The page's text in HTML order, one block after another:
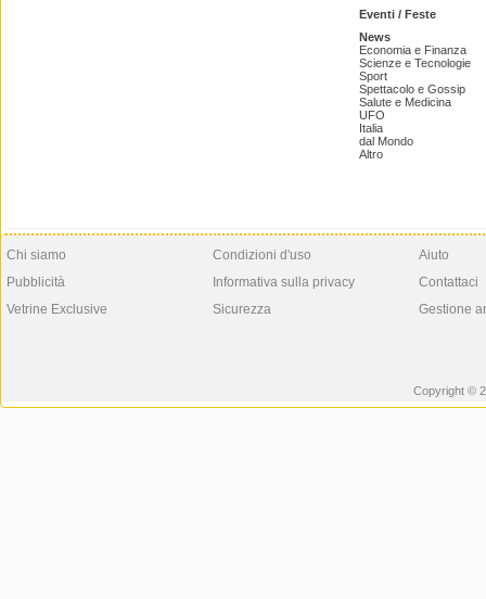
Eventi / Feste
News
Economia e Finanza
Scienze e Tecnologie
Sport
Spettacolo e Gossip
Salute e Medicina
UFO
Italia
dal Mondo
Altro
Chi siamo
Pubblicità
Vetrine Exclusive
Condizioni d'uso
Informativa sulla privacy
Sicurezza
Aiuto
Contattaci
Gestione
Copyright ©